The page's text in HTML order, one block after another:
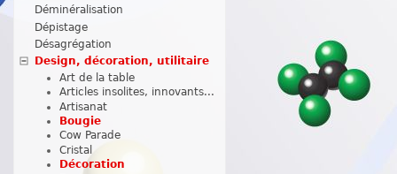
Déminéralisation
Dépistage
Désagrégation
Design, décoration, utilitaire
Art de la table
Articles insolites, innovants...
Artisanat
Bougie
Cow Parade
Cristal
Décoration